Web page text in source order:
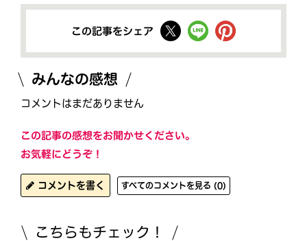
この記事をシェア
みんなの感想
コメントはまだありません
この記事の感想をお聞かせください。
お気軽にどうぞ！
コメントを書く すべてのコメントを見る (0)
こちらもチェック！